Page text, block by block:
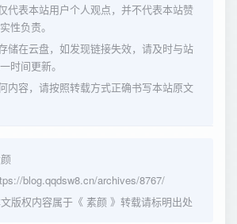
代表本站用户个人观点，并不代表本站赞
性负责。
储在云盘，如发现链接失效，请及时与站
时间更新。
内容，请按照转载方式正确书写本站原文
blog.qqdsw8.cn/archives/8767/
版权内容属于《 素颜 》转载请标明出处